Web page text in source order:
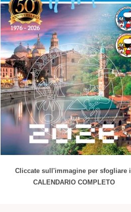
Cliccate sull'immagine per sfogliare il
CALENDARIO COMPLETO